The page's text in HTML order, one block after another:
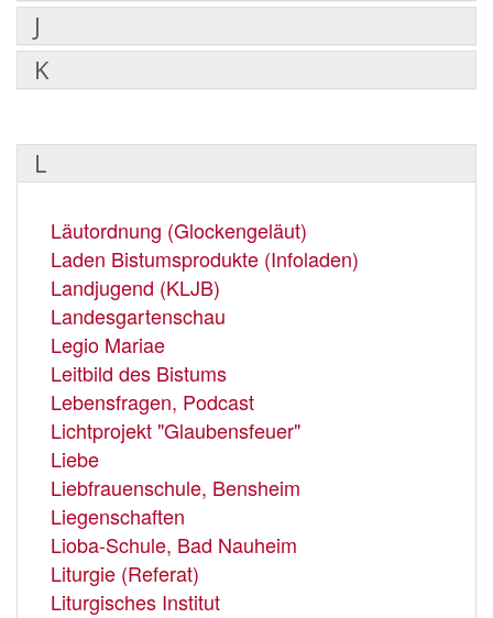
J
K
L
Läutordnung (Glockengeläut)
Laden Bistumsprodukte (Infoladen)
Landjugend (KLJB)
Landesgartenschau
Legio Mariae
Leitbild des Bistums
Lebensfragen, Podcast
Lichtprojekt "Glaubensfeuer"
Liebe
Liebfrauenschule, Bensheim
Liegenschaften
Lioba-Schule, Bad Nauheim
Liturgie (Referat)
Liturgisches Institut